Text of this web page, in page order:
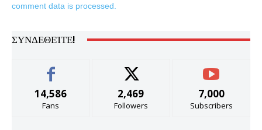
comment data is processed.
ΣΥΝΔΕΘΕΊΤΕ!
14,586
Fans
2,469
Followers
7,000
Subscribers